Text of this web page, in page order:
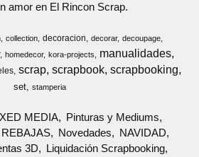
amor en El Rincon Scrap.
collection decoracion decorar
decoupage
homedecor kora-projects manualidades
scrap scrapbook scrapbooking
set stamperia
MEDIA
Pinturas y Mediums
REBAJAS Novedades
NAVIDAD
3D
Liquidación Scrapbooking